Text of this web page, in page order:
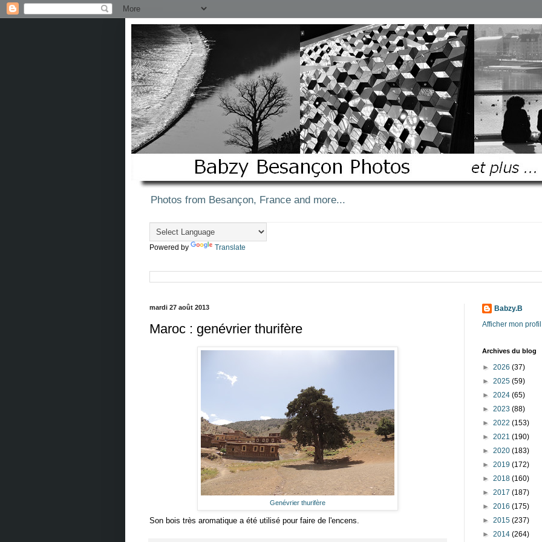
Photos from Besançon, France and more...
Powered by Translate
mardi 27 août 2013
Maroc : genévrier thurifère
Genévrier thurifère
Son bois très aromatique a été utilisé pour faire de l'encens.
Babzy.B
Afficher mon
Archives du blog
► 2026 (37)
► 2025 (59)
► 2024 (65)
► 2023 (88)
► 2022 (153)
► 2021 (190)
► 2020 (183)
► 2019 (172)
► 2018 (160)
► 2017 (187)
► 2016 (175)
► 2015 (237)
► 2014 (264)